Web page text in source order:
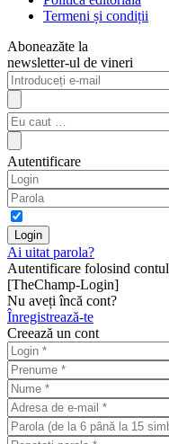
Termeni și condiții
Aboneazăte la
newsletter-ul de vineri
Autentificare
Ai uitat parola?
Autentificare folosind contul
[TheChamp-Login]
Nu aveți încă cont?
Înregistrează-te
Creează un cont